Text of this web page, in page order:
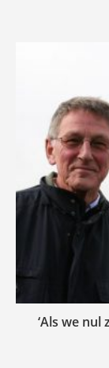
‘Als we nul